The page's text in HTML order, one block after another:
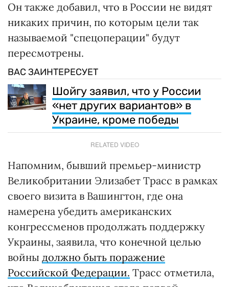
Он также добавил, что в России не видят
никаких причин, по которым цели так
называемой "спецоперации" будут
пересмотрены.
ВАС ЗАИНТЕРЕСУЕТ
Шойгу заявил, что у России
«нет других вариантов» в
Украине, кроме победы
RELATED VIDEO
Напомним, бывший премьер-министр
Великобритании Элизабет Трасс в рамках
своего визита в Вашингтон, где она
намерена убедить американских
конгрессменов продолжать поддержку
Украины, заявила, что конечной целью
войны должно быть поражение
Российской Федерации. Трасс отметила,